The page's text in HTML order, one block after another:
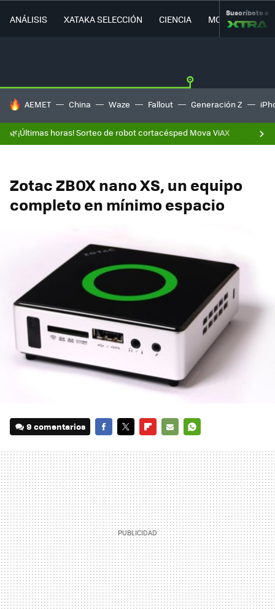
ANÁLISIS XATAKA SELECCIÓN CIENCIA MOVILIDAD
Suscríbete a
HOY SE HABLA DE
AEMET China Waze Fallout Generación Z
🌿¡Últimas horas! Sorteo de robot cortacésped Mova ViAX
Zotac ZBOX nano XS, un equipo
completo en mínimo espacio
9 comentarios
MAIL